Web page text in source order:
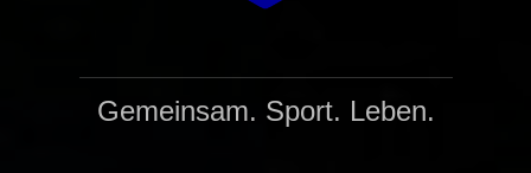
Gemeinsam. Sport. Leben.